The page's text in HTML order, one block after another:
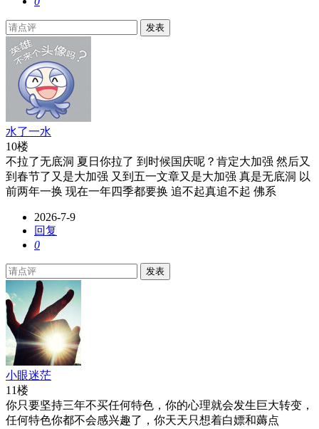
发表
水了一水
10楼
不拉了无底洞 夏日你拉了 到时候国庆呢？肯定大加强 然后又
到春节了又是大加强 又到五一文章又是大加强 真是无底洞 以
前两年一换 现在一年四季都要换 追不起真追不起 佛系
2026-7-9
回复
0
发表
小眼迷茫
11楼
你只要坚持三年不买任何特色，你的心理就会发生巨大转变，
任何特色你都不会感兴趣了，你天天只想着白嫖和薅点